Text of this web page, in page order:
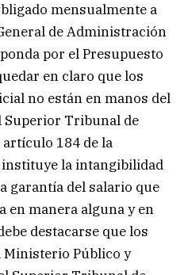
mensualmente a
de Administración
por el Presupuesto
en claro que los
no están en manos del
Superior Tribunal de
184 de la
la intangibilidad
garantía del salario que
en manera alguna y en
destacarse que los
Público y